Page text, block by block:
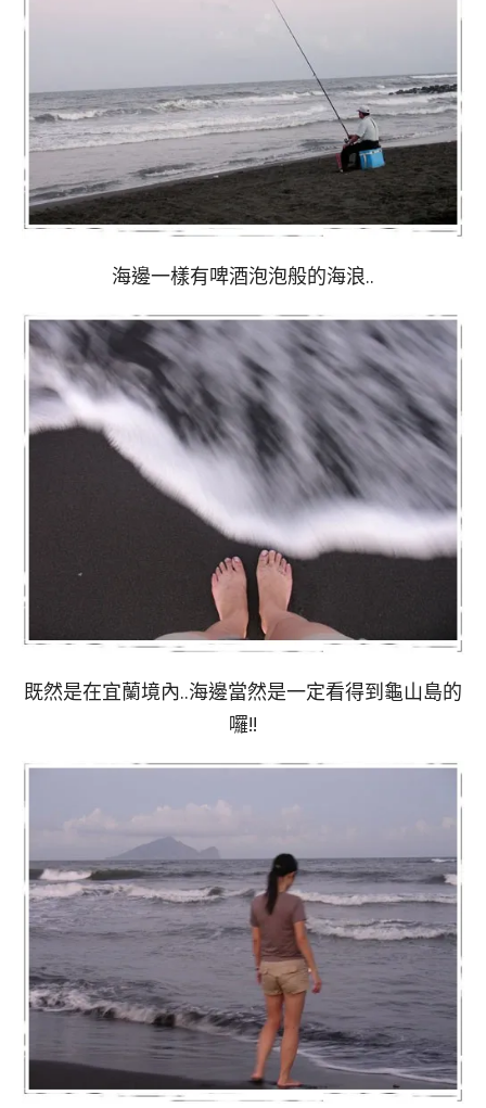
海邊一樣有啤酒泡泡般的海浪..
既然是在宜蘭境內..海邊當然是一定看得到龜山島的
囉!!